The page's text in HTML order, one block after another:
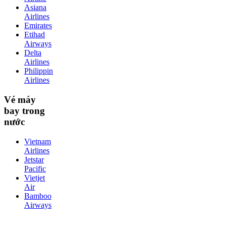
Asiana
Airlines
Emirates
Etihad
Airways
Delta
Airlines
Philippin
Airlines
Vé máy
bay trong
nước
Vietnam
Airlines
Jetstar
Pacific
Vietjet
Air
Bamboo
Airways